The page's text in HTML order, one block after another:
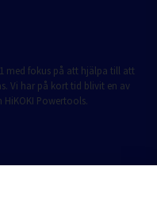
med fokus på att hjälpa till att
Vi har på kort tid blivit en av
Powertools.